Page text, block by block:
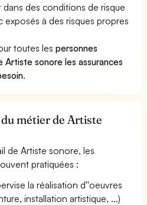
des conditions de risque
à des risques propres
toutes lespersonnes
sonore les assurances
.
métier de Artiste
de Artiste sonore, les
pratiquées :
la réalisation d''oeuvres
installation artistique, ...)